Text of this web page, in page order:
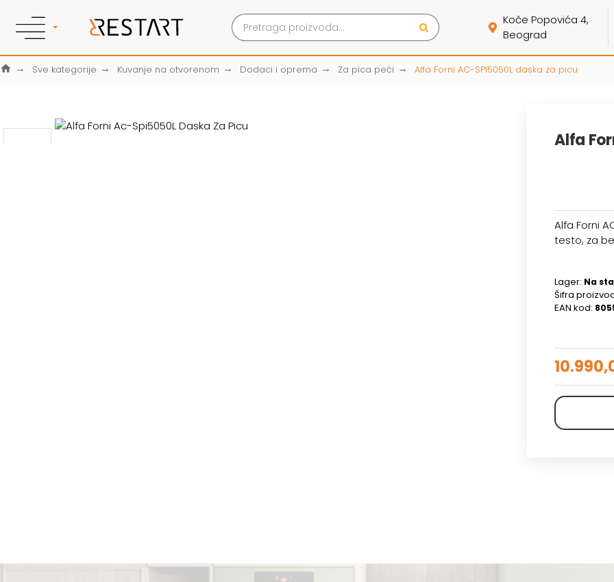
Koče Popovića 4,
Beograd
Sve kategorije Kuvanje na otvorenom Dodaci i oprema Za pica peći Alfa Forni AC-SPI5050L daska za picu
Alfa
Alfa Forni
testo, za
Lager: Na
Šifra
EAN kod: